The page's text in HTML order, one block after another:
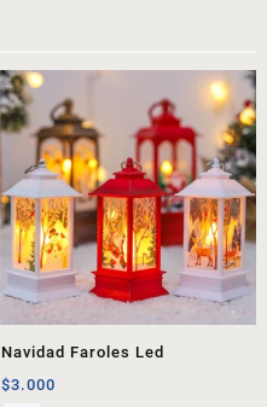
Navidad Faroles Led
$3.000